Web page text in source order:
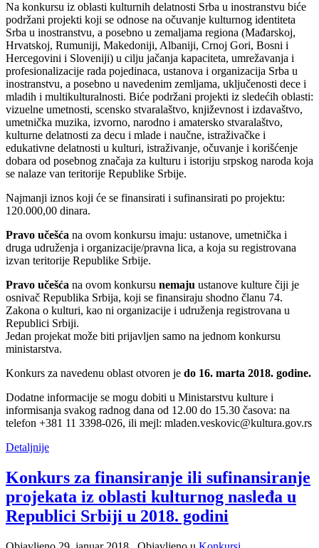
Na konkursu iz oblasti kulturnih delatnosti Srba u inostranstvu biće
podržani projekti koji se odnose na očuvanje kulturnog identiteta
Srba u inostranstvu, a posebno u zemaljama regiona (Mađarskoj,
Hrvatskoj, Rumuniji, Makedoniji, Albaniji, Crnoj Gori, Bosni i
Hercegovini i Sloveniji) u cilju jačanja kapaciteta, umrežavanja i
profesionalizacije rada pojedinaca, ustanova i organizacija Srba u
inostranstvu, a posebno u navedenim zemljama, uključenosti dece i
mladih i multikulturalnosti. Biće podržani projekti iz sledećih oblasti:
vizuelne umetnosti, scensko stvaralaštvo, književnost i izdavaštvo,
umetnička muzika, izvorno, narodno i amatersko stvaralaštvo,
kulturne delatnosti za decu i mlade i naučne, istraživačke i
edukativne delatnosti u kulturi, istraživanje, očuvanje i korišćenje
dobara od posebnog značaja za kulturu i istoriju srpskog naroda koja
se nalaze van teritorije Republike Srbije.
Najmanji iznos koji će se finansirati i sufinansirati po projektu:
120.000,00 dinara.
Pravo učešća na ovom konkursu imaju: ustanove, umetnička i
druga udruženja i organizacije/pravna lica, a koja su registrovana
izvan teritorije Republike Srbije.
Pravo učešća na ovom konkursu nemaju ustanove kulture čiji je
osnivač Republika Srbija, koji se finansiraju shodno članu 74.
Zakona o kulturi, kao ni organizacije i udruženja registrovana u
Republici Srbiji.
Jedan projekat može biti prijavljen samo na jednom konkursu
ministarstva.
Konkurs za navedenu oblast otvoren je do 16. marta 2018. godine.
Dodatne informacije se mogu dobiti u Ministarstvu kulture i
informisanja svakog radnog dana od 12.00 do 15.30 časova: na
telefon +381 11 3398-026, ili mejl: mladen.veskovic@kultura.gov.rs
Detaljnije
Konkurs za finansiranje ili sufinansiranje
projekata iz oblasti kulturnog nasleđa u
Republici Srbiji u 2018. godini